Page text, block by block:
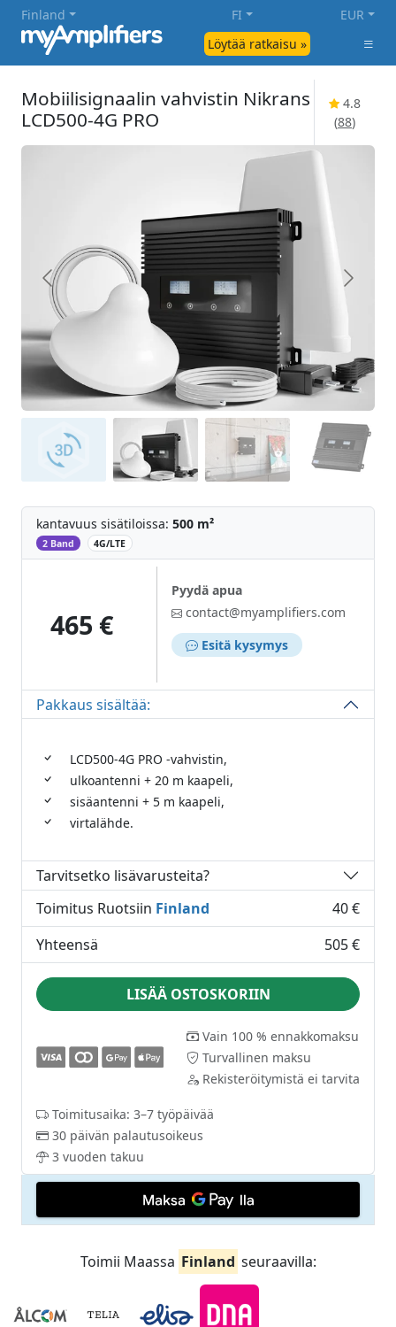
Löytää ratkaisu »
Finland FI EUR
Mobiilisignaalin vahvistin Nikrans
LCD500-4G PRO
4.8
(88)
kantavuus sisätiloissa: 500 m²
2 Band ‌ 4G/LTE
465 €
Pyydä apua
contact@myamplifiers.com
Esitä kysymys
Pakkaus sisältää:
LCD500-4G PRO -vahvistin,
ulkoantenni + 20 m kaapeli,
sisäantenni + 5 m kaapeli,
virtalähde.
Tarvitsetko lisävarusteita?
Toimitus Ruotsiin Finland
40 €
Yhteensä
505 €
LISÄÄ OSTOSKORIIN
Vain 100 % ennakkomaksu
Turvallinen maksu
Rekisteröitymistä ei tarvita
Toimitusaika: 3–7 työpäivää
30 päivän palautusoikeus
3 vuoden takuu
Toimii Maassa Finland seuraavilla: